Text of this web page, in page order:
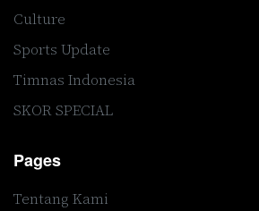
Culture
Sports Update
Timnas Indonesia
SKOR SPECIAL
Pages
Tentang Kami